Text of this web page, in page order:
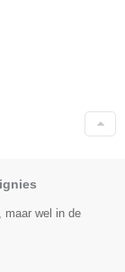
maar wel in de